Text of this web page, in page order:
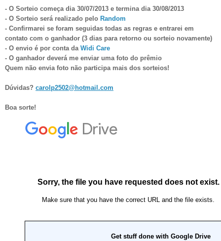
- O Sorteio começa dia 30/07/2013 e termina dia 30/08/2013
- O Sorteio será realizado pelo Random
- Confirmarei se foram seguidas todas as regras e entrarei em
contato com o ganhador (3 dias para retorno ou sorteio novamente)
- O envio é por conta da Widi Care
- O ganhador deverá me enviar uma foto do prêmio
Quem não envia foto não participa mais dos sorteios!
Dúvidas? carolp2502@hotmail.com
Boa sorte!